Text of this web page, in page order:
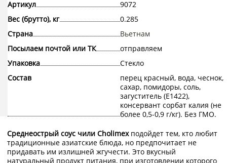
Артикул
9072
Вес (брутто), кг
0.285
Страна
Вьетнам
Посылаем почтой или ТК
отправляем
Упаковка
Стекло
Состав
перец красный, вода, чеснок,
сахар, помидоры, соль,
загуститель (E1422),
консервант сорбат калия (не
более 0,5-0,9 г/кг). Без ГМО.
Среднеострый соус чили Cholimexподойдет тем, кто любит
традиционные азиатские блюда, но предпочитает не
придавать им излишней жгучести. Это вкусный
натуральный продукт питания, при изготовлении которого